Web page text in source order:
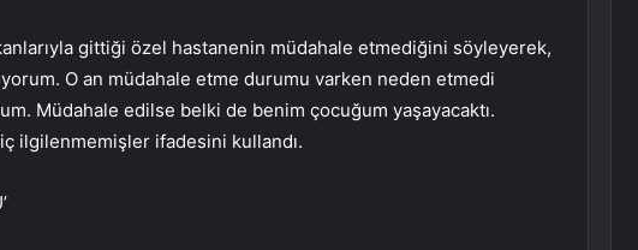
gittiği özel hastanenin müdahale etmediğini söyleyerek,
O an müdahale etme durumu varken neden etmedi
Müdahale edilse belki de benim çocuğum yaşayacaktı.
ilgilenmemişler ifadesini kullandı.